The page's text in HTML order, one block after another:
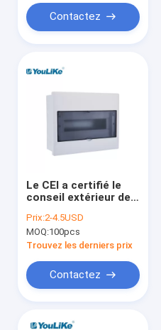
Contactez
Le CEI a certifié le
conseil extérieur de
électrique de lumière
de bâti avec le rail de
vacarme en métal
Prix:2-4.5USD
MOQ:100pcs
Trouvez les derniers prix
Contactez